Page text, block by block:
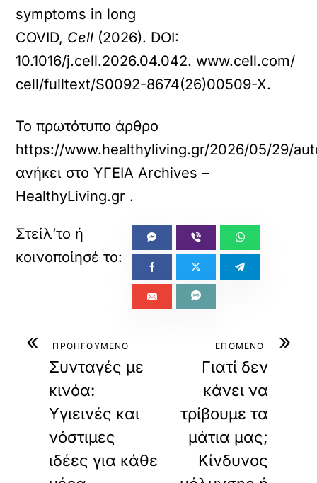
symptoms in long
COVID, Cell (2026). DOI:
10.1016/j.cell.2026.04.042. www.cell.com/
cell/fulltext/S0092-8674(26)00509-X.
Το πρωτότυπο άρθρο
https://www.healthyliving.gr/2026/05/29/
ανήκει στοΥΓΕΙΑ Archives –
HealthyLiving.gr .
« ΠΡΟΗΓΟΥΜΕΝΟ
Συνταγές με
κινόα:
Υγιεινές και
νόστιμες
ιδέες για κάθε
»
ΕΠΟΜΕΝΟ
Γιατί δεν
κάνει να
τρίβουμε τα
μάτια μας;
Κίνδυνος